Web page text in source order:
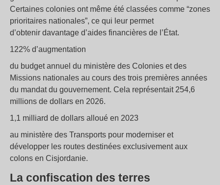
Certaines colonies ont même été classées comme “zones
prioritaires nationales”, ce qui leur permet
d’obtenir davantage d’aides financières de l’État.
122% d’augmentation
du budget annuel du ministère des Colonies et des
Missions nationales au cours des trois premières années
du mandat du gouvernement. Cela représentait 254,6
millions de dollars en 2026.
1,1 milliard de dollars alloué en 2023
au ministère des Transports pour moderniser et
développer les routes destinées exclusivement aux
colons en Cisjordanie.
La confiscation des terres